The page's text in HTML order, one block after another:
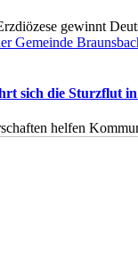
gewinnt
sich die Sturzflut
helfen